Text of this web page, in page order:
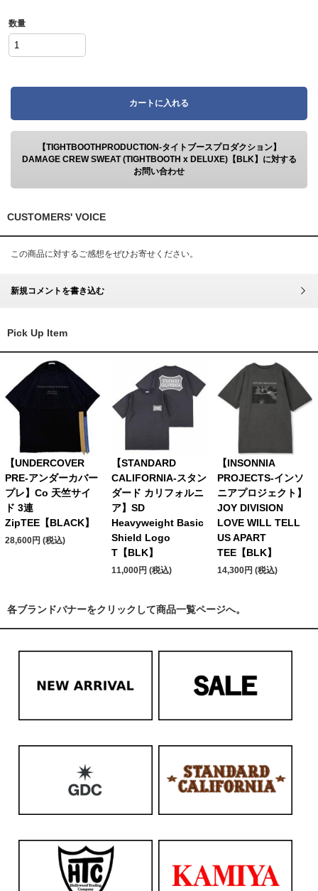
数量
カートに入れる
【TIGHTBOOTHPRODUCTION-タイトブースプロダクション】
DAMAGE CREW SWEAT (TIGHTBOOTH x DELUXE)【BLK】に対する
お問い合わせ
CUSTOMERS' VOICE
この商品に対するご感想をぜひお寄せください。
新規コメントを書き込む
Pick Up Item
【UNDERCOVER
PRE-アンダーカバー
プレ】Co 天竺サイ
ド 3連
ZipTEE【BLACK】
28,600円 (税込)
【STANDARD
CALIFORNIA-スタン
ダード カリフォルニ
ア】SD
Heavyweight Basic
Shield Logo
T【BLK】
11,000円 (税込)
【INSONNIA
PROJECTS-インソ
ニアプロジェクト】
JOY DIVISION
LOVE WILL TELL
US APART
TEE【BLK】
14,300円 (税込)
各ブランドバナーをクリックして商品一覧ページへ。